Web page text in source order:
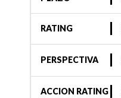
RATING
PERSPECTIVA
ACCION RATING